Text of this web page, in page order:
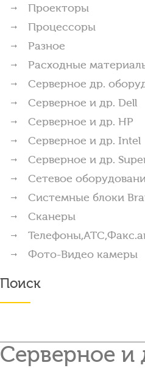
Проекторы
Процессоры
Разное
Расходные
Серверное др.
Серверное и др. Dell
Серверное и др. HP
Серверное и др. Intel
Серверное и др.
Сетевое
Системные блоки
Сканеры
Фото-Видео камеры
Поиск
Серверное и